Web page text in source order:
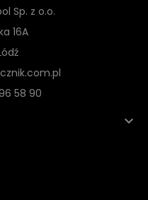
Sp. z o.o.
16A
58 90